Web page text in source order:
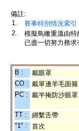
備註:
1.
賽事特別情況索引
2.
模擬鳥瞰重溫由
已盡一切努力務
B : 戴眼罩
CO : 戴單邊羊毛面箍
PC : 戴半掩防沙眼罩
TT : 綁繫舌帶
"1" :
首次